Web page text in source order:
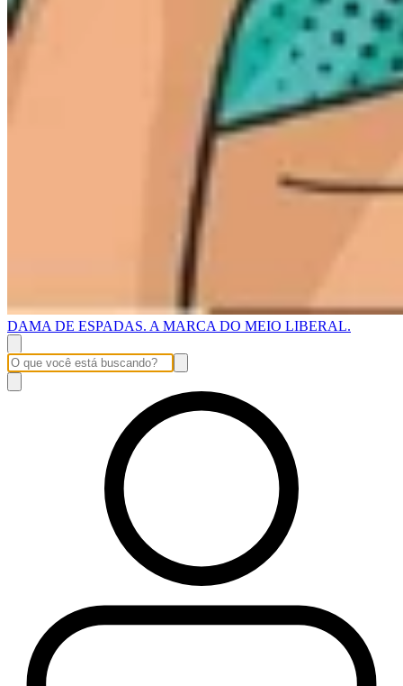
DAMA DE ESPADAS. A MARCA DO MEIO LIBERAL.